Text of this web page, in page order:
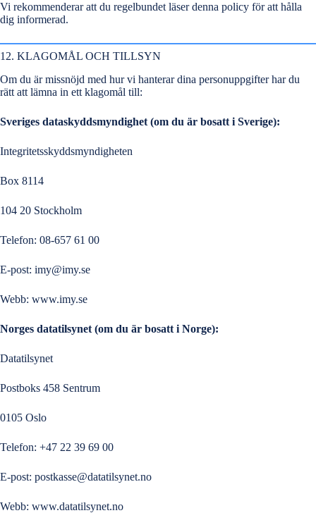
Vi rekommenderar att du regelbundet läser denna policy för att hålla
dig informerad.
12. KLAGOMÅL OCH TILLSYN
Om du är missnöjd med hur vi hanterar dina personuppgifter har du
rätt att lämna in ett klagomål till:
Sveriges dataskyddsmyndighet (om du är bosatt i Sverige):
Integritetsskyddsmyndigheten
Box 8114
104 20 Stockholm
Telefon: 08-657 61 00
E-post: imy@imy.se
Webb: www.imy.se
Norges datatilsynet (om du är bosatt i Norge):
Datatilsynet
Postboks 458 Sentrum
0105 Oslo
Telefon: +47 22 39 69 00
E-post: postkasse@datatilsynet.no
Webb: www.datatilsynet.no